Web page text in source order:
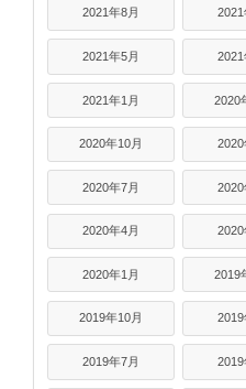
2021年8月 2021
2021年5月 2021
2021年1月 2020
2020年10月 2020
2020年7月 2020
2020年4月 2020
2020年1月 2019
2019年10月 2019
2019年7月 2019